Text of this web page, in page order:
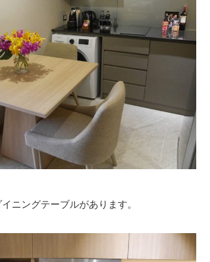
ニングテーブルがあります。